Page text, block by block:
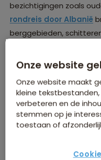
bezichtigingen zoals
rondreis door Albanië
berggebieden,
Ottomaanse invloeden
verkenning en ontdek
Onze website
Onze website maakt
kleine
verbeteren en de
stemmen op je
toestaan of